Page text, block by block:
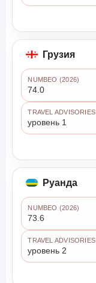
Грузия
NUMBEO (2026)
74.0
TRAVEL ADVISORIES
уровень 1
Руанда
NUMBEO (2026)
73.6
TRAVEL ADVISORIES
уровень 2